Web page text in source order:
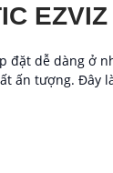
EZVIZ
đặt dễ dàng
ấn tượng.